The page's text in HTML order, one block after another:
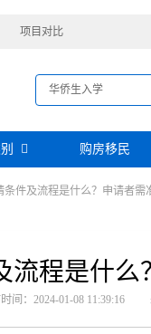
项目对比
西班牙
葡萄牙
山
塞浦路斯
护照移民
土耳其存款护照
瑙鲁投资入籍计
格鲁吉亚护照
购房移民
件及流程是什么？申请者需
流程是什
间：2024-01-08 11:39:16